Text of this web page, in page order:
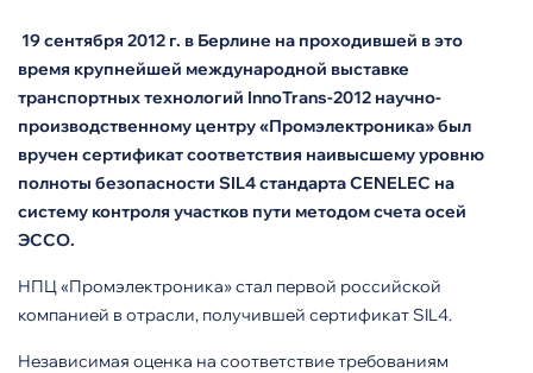
19 сентября 2012 г. в Берлине на проходившей в это
время крупнейшей международной выставке
транспортных технологий InnoTrans-2012 научно-
производственному центру «Промэлектроника» был
вручен сертификат соответствия наивысшему уровню
полноты безопасности SIL4 cтандарта СENELEC на
систему контроля участков пути методом счета осей
ЭССО.
НПЦ «Промэлектроника» стал первой российской
компанией в отрасли, получившей сертификат SIL4.
Независимая оценка на соответствие требованиям